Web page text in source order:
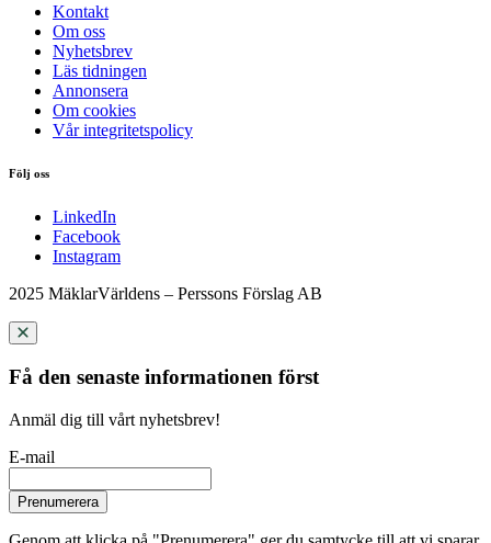
Kontakt
Om oss
Nyhetsbrev
Läs tidningen
Annonsera
Om cookies
Vår integritetspolicy
Följ oss
LinkedIn
Facebook
Instagram
2025 MäklarVärldens – Perssons Förslag AB
Få den senaste informationen först
Anmäl dig till vårt nyhetsbrev!
E-mail
Prenumerera